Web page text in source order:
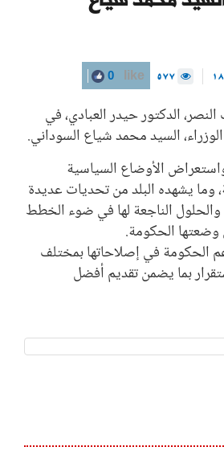
like
0
الدكتور حيدر العبادي، في
السيد محمد شياع السوداني.
الأوضاع السياسية
وما يشهده البلد من تحديات عديدة
الناجعة لها في ضوء الخطط
وضعتها الحكومة.
الحكومة في إصلاحاتها بمختلف
بما يضمن تقديم أفضل